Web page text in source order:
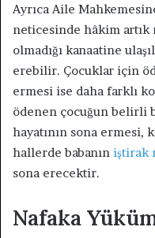
Ayrıca Aile
neticesinde hâkim artık
olmadığı kanaatine
erebilir. Çocuklar için
ermesi ise daha farklı
ödenen çocuğun belirli
hayatının sona ermesi,
hallerde babanın iştirak
sona erecektir.
Nafaka